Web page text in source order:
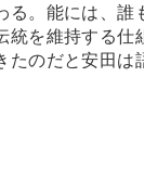
。能には、誰
を維持する
のだと安田は